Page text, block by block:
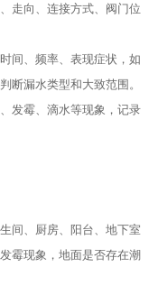
走向、连接方式、阀门位
间、频率、表现症状，如
断漏水类型和大致范围。​
发霉、滴水等现象，记录
间、厨房、阳台、地下室
霉现象，地面是否存在潮